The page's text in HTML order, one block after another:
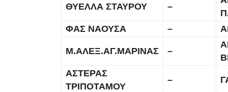
ΘΥΕΛΛΑ ΣΤΑΥΡΟΥ –
ΦΑΣ ΝΑΟΥΣΑ
–
Μ.ΑΛΕΞ.ΑΓ.ΜΑΡΙΝΑΣ –
ΑΣΤΕΡΑΣ
ΤΡΙΠΟΤΑΜΟΥ
–